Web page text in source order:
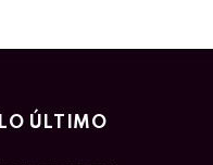
LO ÚLTIMO